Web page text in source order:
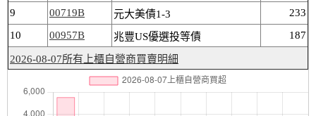
9
00719B 元大美債1-3
233
10
00957B 兆豐US優選投等債 187
2026-08-07所有上櫃自營商買賣明細